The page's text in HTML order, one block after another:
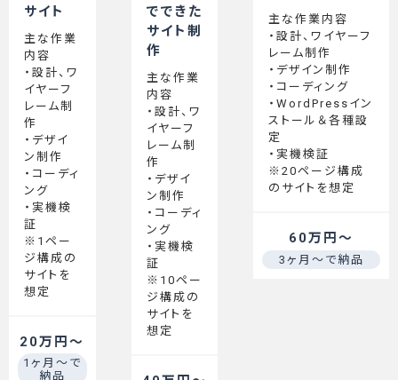
サイト
主な作業
内容
・設計、ワ
イヤーフ
レーム制
作
・デザイ
ン制作
・コーディ
ング
・実機検
証
※1ペー
ジ構成の
サイトを
想定
20万円〜
1ヶ月～で
納品
でできた
サイト制
作
主な作業
内容
・設計、ワ
イヤーフ
レーム制
作
・デザイ
ン制作
・コーディ
ング
・実機検
証
※10ペー
ジ構成の
サイトを
想定
主な作業内容
・設計、ワイヤーフ
レーム制作
・デザイン制作
・コーディング
・WordPressイン
ストール＆各種設
定
・実機検証
※20ページ構成
のサイトを想定
60万円～
3ヶ月～で納品